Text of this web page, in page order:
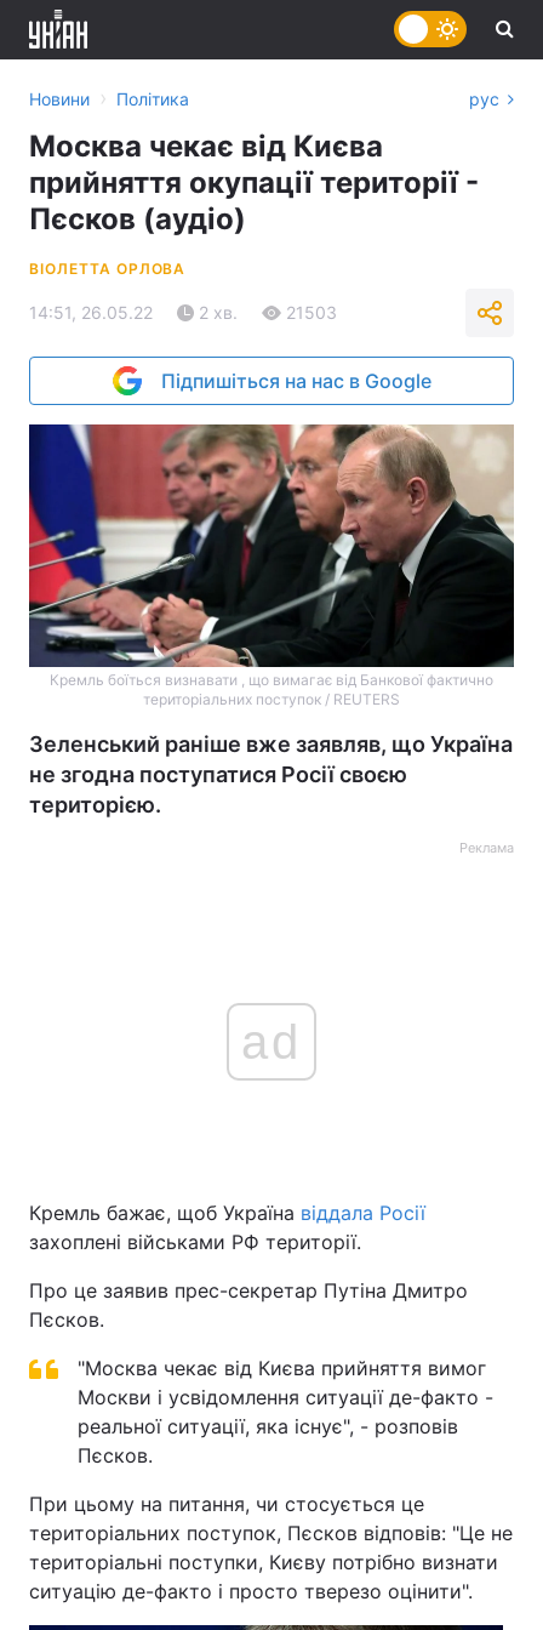
Україна Політика
Економіка Світ
Техно і зв'язок Лайт
Зброя
Здоров'я Туризм
Цікавинки Погода
Новини › Політика рус
Москва чекає від Києва
прийняття окупації території -
Пєсков (аудіо)
ВІОЛЕТТА ОРЛОВА
14:51, 26.05.22 2 хв. 21503
Підпишіться на нас в Google
Кремль боїться визнавати , що вимагає від Банкової фактично
територіальних поступок / REUTERS
Зеленський раніше вже заявляв, що Україна
не згодна поступатися Росії своєю
територією.
Реклама
ad
Кремль бажає, щоб Україна віддала Росії
захоплені військами РФ території.
Про це заявив прес-секретар Путіна Дмитро
Пєсков.
"Москва чекає від Києва прийняття вимог
Москви і усвідомлення ситуації де-факто -
реальної ситуації, яка існує", - розповів
Пєсков.
При цьому на питання, чи стосується це
територіальних поступок, Пєсков відповів: "Це не
територіальні поступки, Києву потрібно визнати
ситуацію де-факто і просто тверезо оцінити".